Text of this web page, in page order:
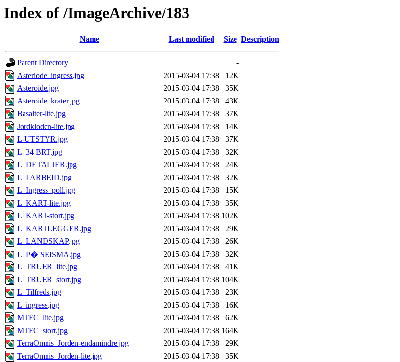
Index of /ImageArchive/183
Name Last modified Size Description
Parent Directory
-
Asteriode_ingress.jpg
2015-03-04 17:38
12K
Asteroide.jpg
2015-03-04 17:38
35K
Asteroide_krater.jpg
2015-03-04 17:38
43K
Basalter-lite.jpg
2015-03-04 17:38
37K
Jordkloden-lite.jpg
2015-03-04 17:38
14K
L-UTSTYR.jpg
2015-03-04 17:38
37K
L_34 BRT.jpg
2015-03-04 17:38
32K
L_DETALJER.jpg
2015-03-04 17:38
24K
L_I ARBEID.jpg
2015-03-04 17:38
32K
L_Ingress_poll.jpg
2015-03-04 17:38
15K
L_KART-lite.jpg
2015-03-04 17:38
35K
L_KART-stort.jpg
2015-03-04 17:38 102K
L_KARTLEGGER.jpg
2015-03-04 17:38
29K
L_LANDSKAP.jpg
2015-03-04 17:38
26K
L_P� SEISMA.jpg
2015-03-04 17:38
32K
L_TRUER_lite.jpg
2015-03-04 17:38
41K
L_TRUER_stort.jpg
2015-03-04 17:38 104K
L_Tilfreds.jpg
2015-03-04 17:38
23K
L_ingress.jpg
2015-03-04 17:38
16K
MTFC_lite.jpg
2015-03-04 17:38
62K
MTFC_stort.jpg
2015-03-04 17:38 164K
TerraOmnis_Jorden-endamindre.jpg
2015-03-04 17:38
29K
TerraOmnis_Jorden-lite.jpg
2015-03-04 17:38
35K